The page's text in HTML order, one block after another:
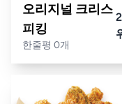
오리지널 크리스
피킹
한줄평 0개